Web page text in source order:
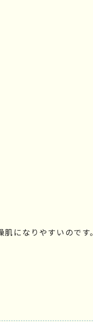
になりやすいのです。